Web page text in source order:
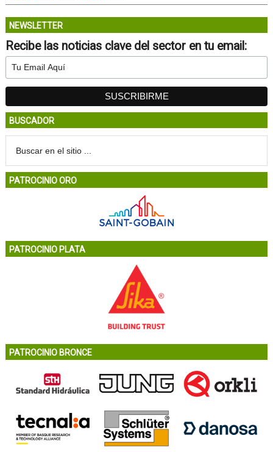
NEWSLETTER
Recibe las noticias clave del sector en tu email:
BUSCADOR
PATROCINIO ORO
PATROCINIO PLATA
PATROCINIO BRONCE